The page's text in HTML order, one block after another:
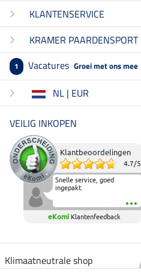
KLANTENSERVICE
KRAMER PAARDENSPORT
1 Vacatures Groei met ons mee
NL | EUR
VEILIG INKOPEN
Klantbeoordelingen
4.7/5
Snelle service, goed
ingepakt.
eKomi Klantenfeedback
Klimaatneutrale shop